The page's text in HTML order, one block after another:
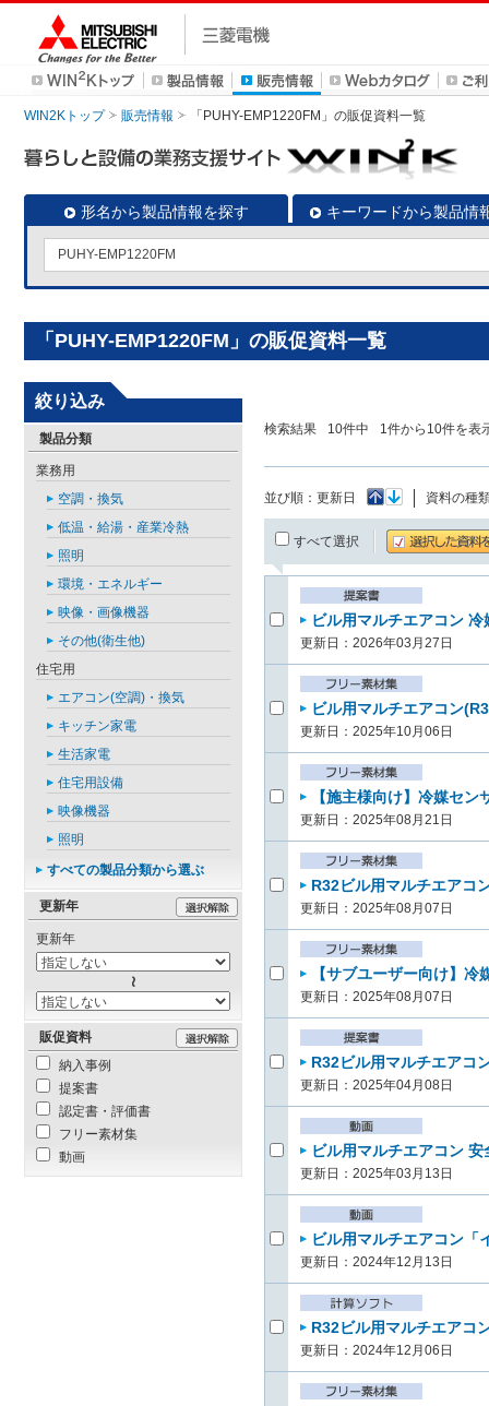
WIN2Kトップ 販売情報 「PUHY-EMP1220FM」の販促資料一覧
形名から製品情報を探す キーワードから製品情
「PUHY-EMP1220FM」の販促資料一覧
検索結果 10件中 1件から 10件を表
並び順： 更新日 資料の種
すべて選択
ビル用マルチエアコン
更新日：2026年03月27日
ビル用マルチエアコン
更新日：2025年10月06日
【施主様向け】冷媒セ
更新日：2025年08月21日
R32ビル用マルチエアコ
更新日：2025年08月07日
【サブユーザー向け】
更新日：2025年08月07日
R32ビル用マルチエアコ
更新日：2025年04月08日
ビル用マルチエアコン
更新日：2025年03月13日
ビル用マルチエアコン
更新日：2024年12月13日
R32ビル用マルチエアコ
更新日：2024年12月06日
絞り込み
製品分類
業務用
空調・換気
低温・給湯・産業冷熱
照明
環境・エネルギー
映像・画像機器
その他(衛生他)
住宅用
エアコン(空調)・換気
キッチン家電
生活家電
住宅用設備
映像機器
照明
すべての製品分類から選ぶ
更新年
更新年
販促資料
納入事例
提案書
認定書・評価書
フリー素材集
動画